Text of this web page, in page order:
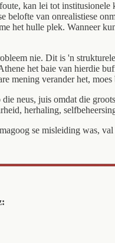
kan lei tot
belofte van onrealistiese
het hulle plek. Wanneer
nie. Dit is 'n
het baie van hierdie
mening verander het,
neus, juis omdat die
herhaling,
se misleiding was,